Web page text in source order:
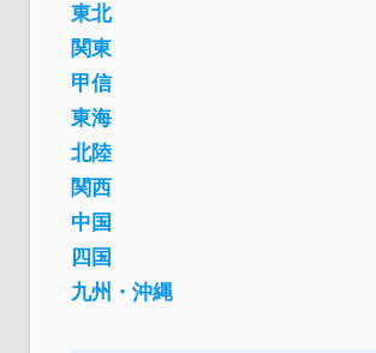
東北
関東
甲信
東海
北陸
関西
中国
四国
九州・沖縄